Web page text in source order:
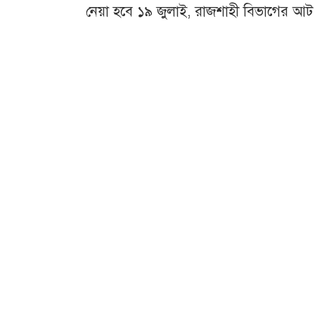
নেয়া হবে ১৯ জুলাই, রাজশাহী বিভাগের